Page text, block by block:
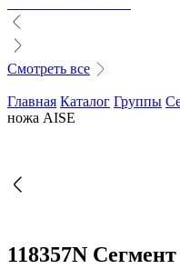
Смотреть все
Главная Каталог Группы
ножа AISE
118357N